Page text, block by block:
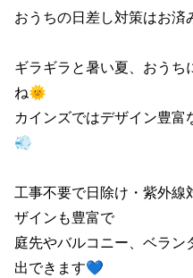
おうちの日差し対策はお済
ギラギラと暑い夏、おうち
ね🌞
カインズではデザイン豊
💨
工事不要で日除け・紫外
ザインも豊富で
庭先やバルコニー、ベラ
出できます💙